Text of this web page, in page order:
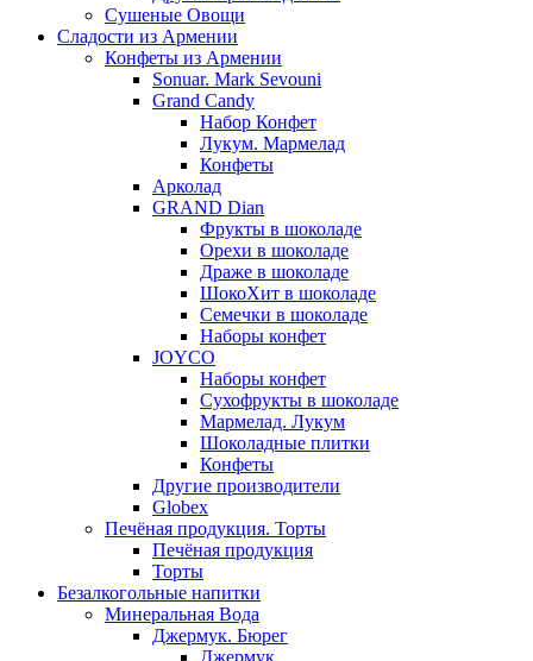
Сушеные Овощи
Сладости из Армении
Конфеты из Армении
Sonuar. Mark Sevouni
Grand Candy
Набор Конфет
Лукум. Мармелад
Конфеты
Арколад
GRAND Dian
Фрукты в шоколаде
Орехи в шоколаде
Драже в шоколаде
ШокоХит в шоколаде
Семечки в шоколаде
Наборы конфет
JOYCO
Наборы конфет
Сухофрукты в шоколаде
Мармелад. Лукум
Шоколадные плитки
Конфеты
Другие производители
Globex
Печёная продукция. Торты
Печёная продукция
Торты
Безалкогольные напитки
Минеральная Вода
Джермук. Бюрег
Джермук